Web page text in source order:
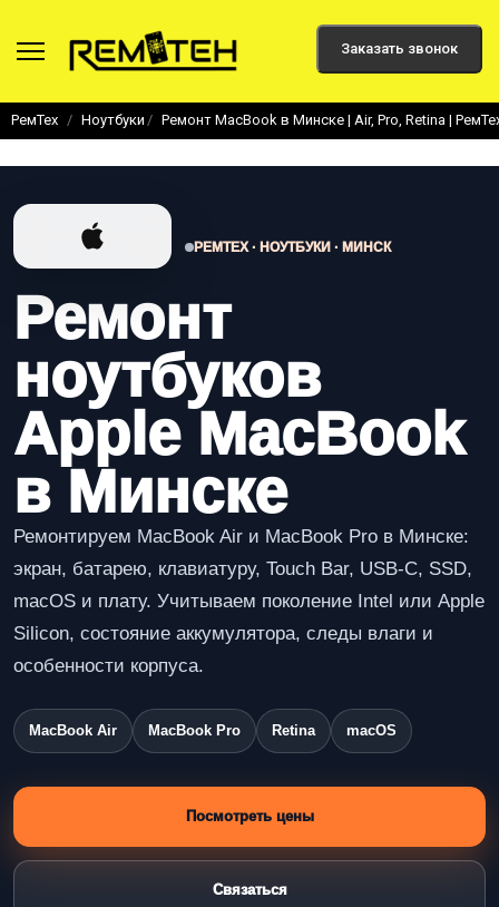
Заказать звонок
РемТех Ноутбуки Ремонт MacBook в Минске | Air, Pro, Retina |
РЕМТЕХ · НОУТБУКИ · МИНСК
Ремонт
ноутбуков
Apple MacBook
в Минске
Ремонтируем MacBook Air и MacBook Pro в Минске:
экран, батарею, клавиатуру, Touch Bar, USB-C, SSD,
macOS и плату. Учитываем поколение Intel или Apple
Silicon, состояние аккумулятора, следы влаги и
особенности корпуса.
MacBook Air MacBook Pro Retina macOS
Посмотреть цены
Связаться